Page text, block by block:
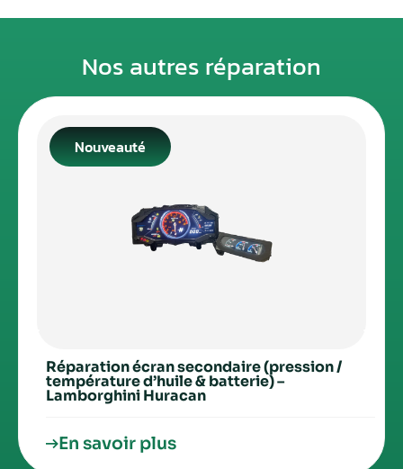
Nos autres réparation
Nouveauté
Réparation écran secondaire (pression /
température d’huile & batterie) –
Lamborghini Huracan
En savoir plus